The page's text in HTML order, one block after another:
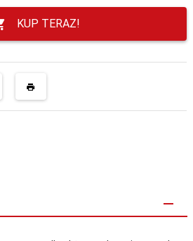
KUP TERAZ!